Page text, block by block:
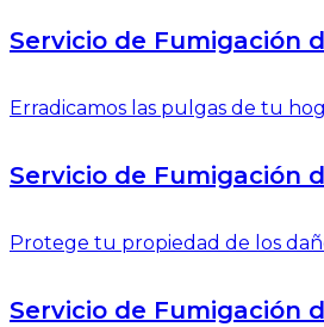
Servicio de Fumigación
Erradicamos las pulgas de tu
Servicio de Fumigación
Protege tu propiedad de los
Servicio de Fumigación